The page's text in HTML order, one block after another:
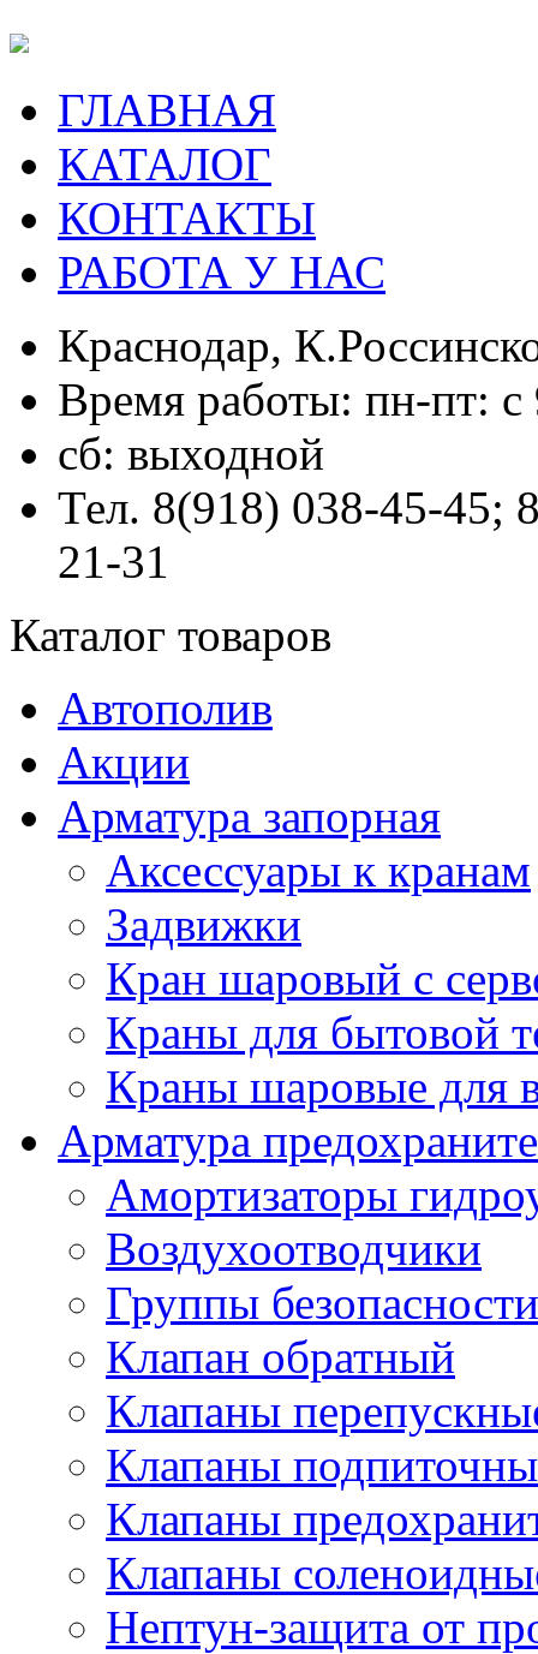
ГЛАВНАЯ
КАТАЛОГ
КОНТАКТЫ
РАБОТА У НАС
Краснодар,
Время работы: пн-пт:
сб: выходной
Тел. 8(918) 038-45-45;
21-31
Каталог товаров
Автополив
Акции
Арматура запорная
Аксессуары к кранам
Задвижки
Кран шаровый с
Краны для бытовой
Краны шаровые для
Арматура
Амортизаторы
Воздухоотводчики
Группы безопасности
Клапан обратный
Клапаны
Клапаны
Клапаны
Клапаны
Нептун-защита от